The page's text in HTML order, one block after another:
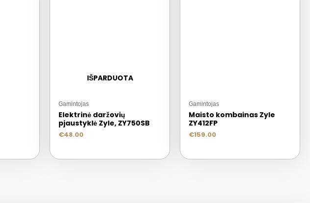
IŠPARDUOTA
Gamintojas
Elektrinė daržovių
pjaustyklė Zyle, ZY750SB
€48.00
Gamintojas
Maisto kombainas Zyle
ZY412FP
€159.00